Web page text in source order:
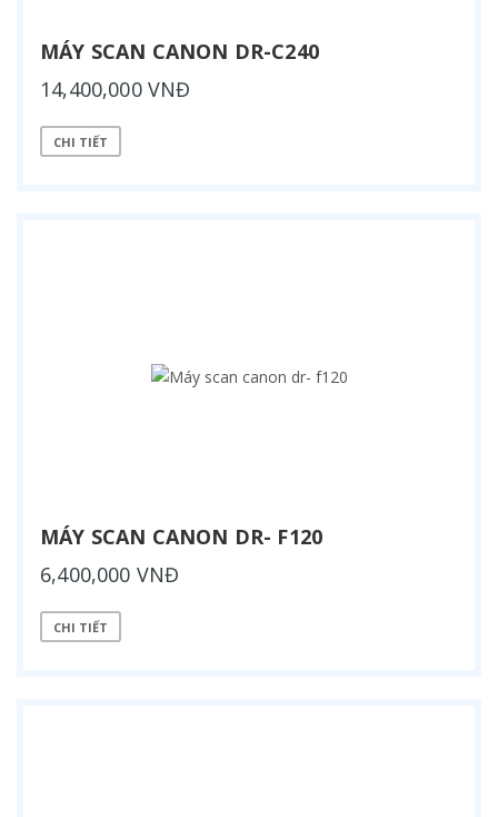
MÁY SCAN CANON DR-C240
14,400,000 VNĐ
CHI TIẾT
MÁY SCAN CANON DR- F120
6,400,000 VNĐ
CHI TIẾT